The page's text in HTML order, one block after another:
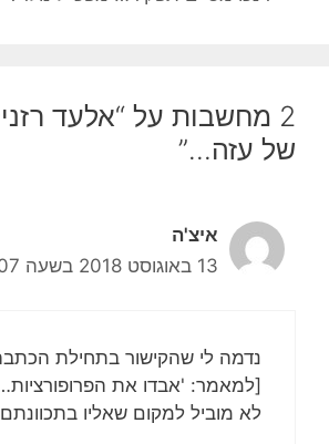
2 מחשבות על “אלעד
של עזה…”
איצ'ה
13 באוגוסט 2018 בשעה 14:07
נדמה לי שהקישור בתחילת
[למאמר: 'אבדו את
לא מוביל למקום שאליו